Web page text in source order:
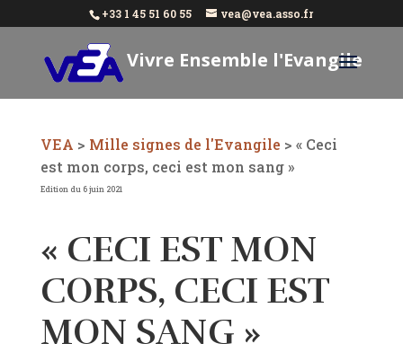
+33 1 45 51 60 55 vea@vea.asso.fr
Vivre Ensemble l'Evangile
VEA > Mille signes de l'Evangile > « Ceci
est mon corps, ceci est mon sang »
Edition du 6 juin 2021
« CECI EST MON
CORPS, CECI EST
MON SANG »